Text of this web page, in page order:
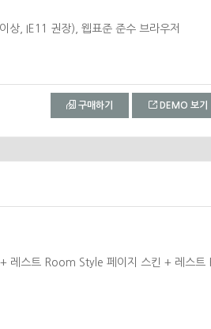
상, IE11 권장), 웹표준 준수 브라우저
구매하기 DEMO 보기
레스트 Room Style 페이지 스킨 + 레스